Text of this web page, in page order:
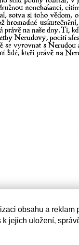
obsahu a
jejich uložení,